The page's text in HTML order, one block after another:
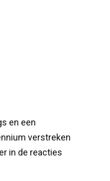
en een
verstreken
in de reacties